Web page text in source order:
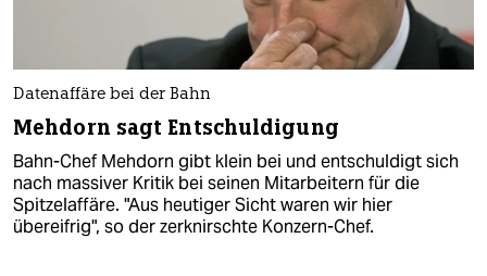
Datenaffäre bei der Bahn
Mehdorn sagt Entschuldigung
Bahn-Chef Mehdorn gibt klein bei und entschuldigt sich
nach massiver Kritik bei seinen Mitarbeitern für die
Spitzelaffäre. "Aus heutiger Sicht waren wir hier
übereifrig", so der zerknirschte Konzern-Chef.